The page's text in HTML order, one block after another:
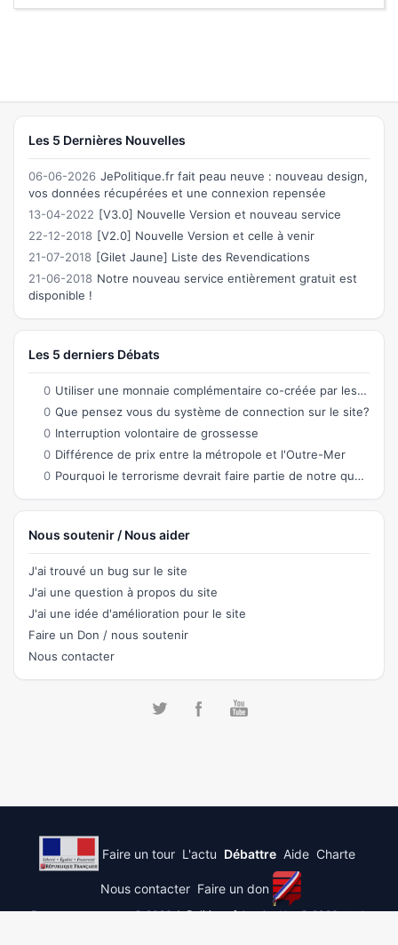
Les 5 Dernières Nouvelles
06-06-2026 JePolitique.fr fait peau neuve : nouveau design,
vos données récupérées et une connexion repensée
13-04-2022 [V3.0] Nouvelle Version et nouveau service
22-12-2018 [V2.0] Nouvelle Version et celle à venir
21-07-2018 [Gilet Jaune] Liste des Revendications
21-06-2018 Notre nouveau service entièrement gratuit est
disponible !
Les 5 derniers Débats
0 Utiliser une monnaie complémentaire co-créée par les citoyens permettant des échanges
0 Que pensez vous du système de connection sur le site?
0 Interruption volontaire de grossesse
0 Différence de prix entre la métropole et l'Outre-Mer
0 Pourquoi le terrorisme devrait faire partie de notre quotidien ?
Nous soutenir / Nous aider
J'ai trouvé un bug sur le site
J'ai une question à propos du site
J'ai une idée d'amélioration pour le site
Faire un Don / nous soutenir
Nous contacter
Faire un tour L'actu Débattre Aide Charte
Nous contacter Faire un don
Democracy process © 2026JePolitique.frinspired by © 2026 stack